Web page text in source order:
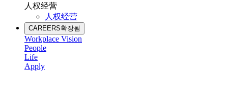
人权经营
人权经营
CAREERS확장됨
Workplace Vision
People
Life
Apply